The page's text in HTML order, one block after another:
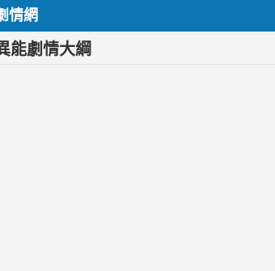
情網
能劇情大綱